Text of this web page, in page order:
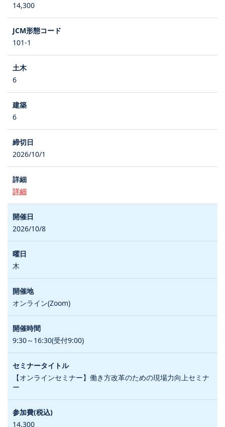
14,300
101-1
6
6
2026/10/1
詳細
2026/10/8
木
オンライン(Zoom)
9:30～16:30(受付9:00)
【オンラインセミナー】働き方改革のための現場力向上セミナ
ー
14,300